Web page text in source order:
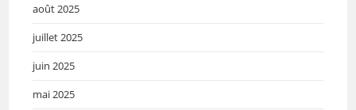
août 2025
juillet 2025
juin 2025
mai 2025